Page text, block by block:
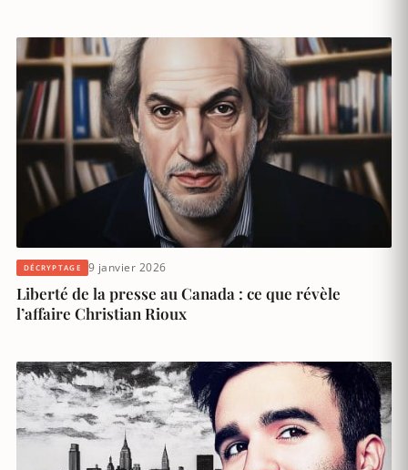
DÉCRYPTAGE 9 janvier 2026
Liberté de la presse au Canada : ce que révèle
l’affaire Christian Rioux